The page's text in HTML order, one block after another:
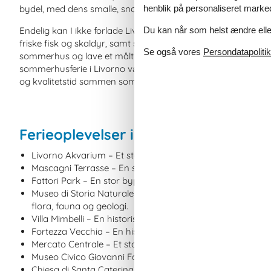
bydel, med dens smalle, snoede gader og historiske
Endelig kan I ikke forlade Livorno uden at prøve nogle af
friske fisk og skaldyr, samt sine vine. Efter en dag fuld af
sommerhus og lave et måltid sammen, mens I genoplever
sommerhusferie i Livorno være en uforglemmelig oplevelse
og kvalitetstid sammen som familie.
Ferieoplevelser i Livorno: Kort og
Livorno Akvarium – Et stort og moderne akvarium med
Mascagni Terrasse – En smuk promenade ved havet med
Fattori Park – En stor bypark med legeplads og mange
Museo di Storia Naturale del Mediterraneo – Et
flora, fauna og geologi.
Villa Mimbelli – En historisk villa med et kunstmuseum,
Fortezza Vecchia – En historisk fæstning ved havet med
Mercato Centrale – Et stort madmarked i centrum af
Museo Civico Giovanni Fattori – Et kunstmuseum
henblik på personaliseret
Du kan når som helst ændre
Se også vores Persondatapolitik